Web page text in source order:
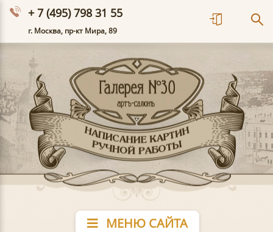
+ 7 (495) 798 31 55
г. Москва, пр-кт Мира, 89
МЕНЮ САЙТА